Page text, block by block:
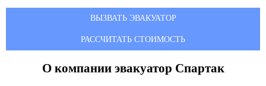
ВЫЗВАТЬ ЭВАКУАТОР
РАССЧИТАТЬ СТОИМОСТЬ
О компании эвакуатор Спартак